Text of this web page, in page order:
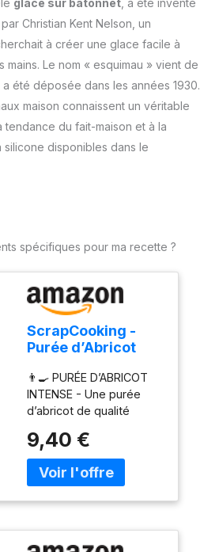
Christian Kent Nelson, un
à créer une glace facile à
mains. Le nom « esquimau » vient de
été déposée dans les années 1930.
maison connaissent un véritable
tendance du fait-maison et à la
silicone disponibles dans le
spécifiques pour ma recette ?
ScrapCooking -
Purée d’Abricot
Fruits pour
Pâtisserie -
Macarons,
Mousses, Gelées,
Gâteaux,
Ganaches,
Nappages, Coulis,
Glaces, Smoothies,
Fabriqué en France
- 4765
👨‍🍳 PURÉE D’ABRICOT
INTENSE - Une purée
d’abricot de qualité
donner un goût de fruit
pur et intense à vos
pâtisseries. Pratique, elle
gâteaux, mousses,
macarons, gelées,
9,40 €